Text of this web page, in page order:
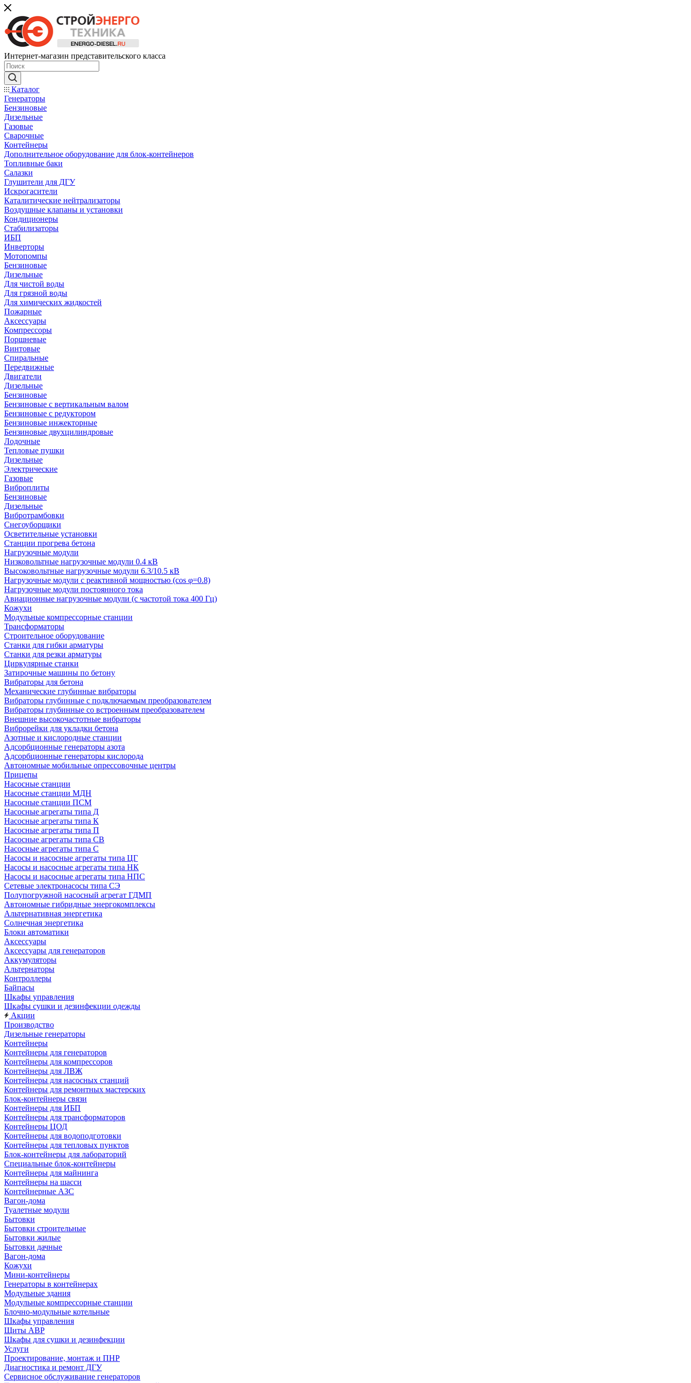
Интернет-магазин представительского класса
Каталог
Генераторы
Бензиновые
Дизельные
Газовые
Сварочные
Контейнеры
Дополнительное оборудование для блок-контейнеров
Топливные баки
Салазки
Глушители для ДГУ
Искрогасители
Каталитические нейтрализаторы
Воздушные клапаны и установки
Кондиционеры
Стабилизаторы
ИБП
Инверторы
Мотопомпы
Бензиновые
Дизельные
Для чистой воды
Для грязной воды
Для химических жидкостей
Пожарные
Аксессуары
Компрессоры
Поршневые
Винтовые
Спиральные
Передвижные
Двигатели
Дизельные
Бензиновые
Бензиновые с вертикальным валом
Бензиновые с редуктором
Бензиновые инжекторные
Бензиновые двухцилиндровые
Лодочные
Тепловые пушки
Дизельные
Электрические
Газовые
Виброплиты
Бензиновые
Дизельные
Вибротрамбовки
Снегоуборщики
Осветительные установки
Станции прогрева бетона
Нагрузочные модули
Низковольтные нагрузочные модули 0.4 кВ
Высоковольтные нагрузочные модули 6.3/10.5 кВ
Нагрузочные модули с реактивной мощностью (cos φ=0.8)
Нагрузочные модули постоянного тока
Авиационные нагрузочные модули (с частотой тока 400 Гц)
Кожухи
Модульные компрессорные станции
Трансформаторы
Строительное оборудование
Станки для гибки арматуры
Станки для резки арматуры
Циркулярные станки
Затирочные машины по бетону
Вибраторы для бетона
Механические глубинные вибраторы
Вибраторы глубинные с подключаемым преобразователем
Вибраторы глубинные со встроенным преобразователем
Внешние высокочастотные вибраторы
Виброрейки для укладки бетона
Азотные и кислородные станции
Адсорбционные генераторы азота
Адсорбционные генераторы кислорода
Автономные мобильные опрессовочные центры
Прицепы
Насосные станции
Насосные станции МДН
Насосные станции ПСМ
Насосные агрегаты типа Д
Насосные агрегаты типа К
Насосные агрегаты типа П
Насосные агрегаты типа СВ
Насосные агрегаты типа С
Насосы и насосные агрегаты типа ЦГ
Насосы и насосные агрегаты типа НК
Насосы и насосные агрегаты типа НПС
Сетевые электронасосы типа СЭ
Полупогружной насосный агрегат ГДМП
Автономные гибридные энергокомплексы
Альтернативная энергетика
Солнечная энергетика
Блоки автоматики
Аксессуары
Аксессуары для генераторов
Аккумуляторы
Альтернаторы
Контроллеры
Байпасы
Шкафы управления
Шкафы сушки и дезинфекции одежды
Акции
Производство
Дизельные генераторы
Контейнеры
Контейнеры для генераторов
Контейнеры для компрессоров
Контейнеры для ЛВЖ
Контейнеры для насосных станций
Контейнеры для ремонтных мастерских
Блок-контейнеры связи
Контейнеры для ИБП
Контейнеры для трансформаторов
Контейнеры ЦОД
Контейнеры для водоподготовки
Контейнеры для тепловых пунктов
Блок-контейнеры для лабораторий
Специальные блок-контейнеры
Контейнеры для майнинга
Контейнеры на шасси
Контейнерные АЗС
Вагон-дома
Туалетные модули
Бытовки
Бытовки строительные
Бытовки жилые
Бытовки дачные
Вагон-дома
Кожухи
Мини-контейнеры
Генераторы в контейнерах
Модульные здания
Модульные компрессорные станции
Блочно-модульные котельные
Шкафы управления
Щиты АВР
Шкафы для сушки и дезинфекции
Услуги
Проектирование, монтаж и ПНР
Диагностика и ремонт ДГУ
Сервисное обслуживание генераторов